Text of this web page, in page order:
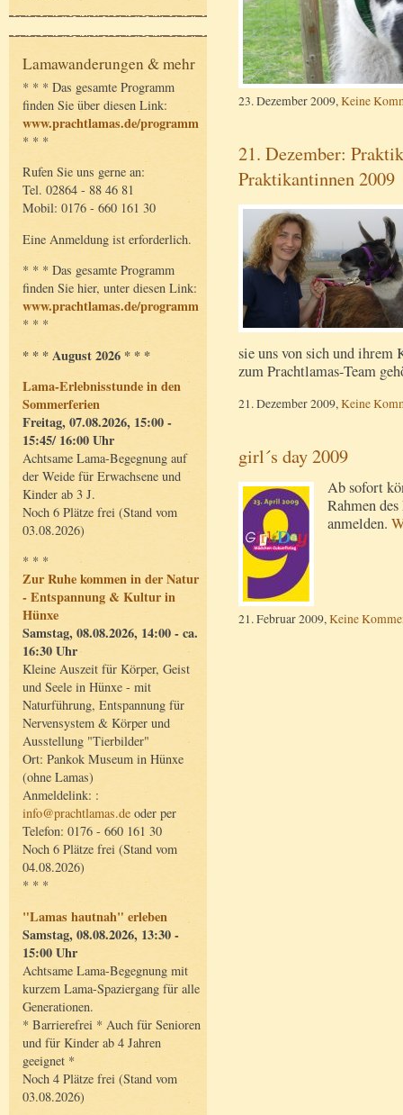
Lamawanderungen & mehr
* * * Das gesamte Programm
finden Sie über diesen Link:
www.prachtlamas.de/programm
* * *
Rufen Sie uns gerne an:
Tel. 02864 - 88 46 81
Mobil: 0176 - 660 161 30
Eine Anmeldung ist erforderlich.
* * * Das gesamte Programm
finden Sie hier, unter diesen Link:
www.prachtlamas.de/programm
* * *
* * * August 2026 * * *
Lama-Erlebnisstunde in den
Sommerferien
Freitag, 07.08.2026, 15:00 -
15:45/ 16:00 Uhr
Achtsame Lama-Begegnung auf
der Weide für Erwachsene und
Kinder ab 3 J.
Noch 6 Plätze frei (Stand vom
03.08.2026)
* * *
Zur Ruhe kommen in der Natur
- Entspannung & Kultur in
Hünxe
Samstag, 08.08.2026, 14:00 - ca.
16:30 Uhr
Kleine Auszeit für Körper, Geist
und Seele in Hünxe - mit
Naturführung, Entspannung für
Nervensystem & Körper und
Ausstellung "Tierbilder"
Ort: Pankok Museum in Hünxe
(ohne Lamas)
Anmeldelink: :
info@prachtlamas.de oder per
Telefon: 0176 - 660 161 30
Noch 6 Plätze frei (Stand vom
04.08.2026)
* * *
"Lamas hautnah" erleben
Samstag, 08.08.2026, 13:30 -
15:00 Uhr
Achtsame Lama-Begegnung mit
kurzem Lama-Spaziergang für alle
Generationen.
* Barrierefrei * Auch für Senioren
und für Kinder ab 4 Jahren
geeignet *
Noch 4 Plätze frei (Stand vom
03.08.2026)
23. Dezember 2009,Keine
21. Dezember:
Praktikantinnen 2009
sie uns von sich und ihrem
zum Prachtlamas-Team
21. Dezember 2009, Keine
girl´s day 2009
Ab sofort
Rahmen
anmelden.
21. Februar 2009,Keine